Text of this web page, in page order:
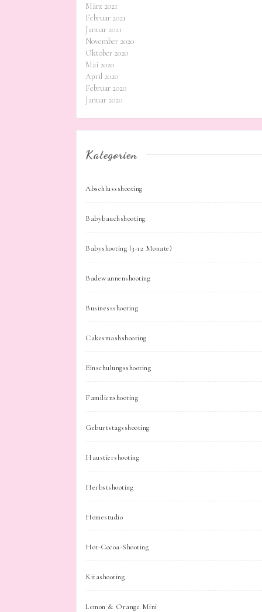
März 2021
Februar 2021
Januar 2021
November 2020
Oktober 2020
Mai 2020
April 2020
Februar 2020
Januar 2020
Kategorien
Abschlussshooting
Babybauchshooting
Babyshooting (3-12 Monate)
Badewannenshooting
Businessshooting
Cakesmashshooting
Einschulungsshooting
Familienshooting
Geburtstagsshooting
Haustiershooting
Herbstshooting
Homestudio
Hot-Cocoa-Shooting
Kitashooting
Lemon & Orange Mini